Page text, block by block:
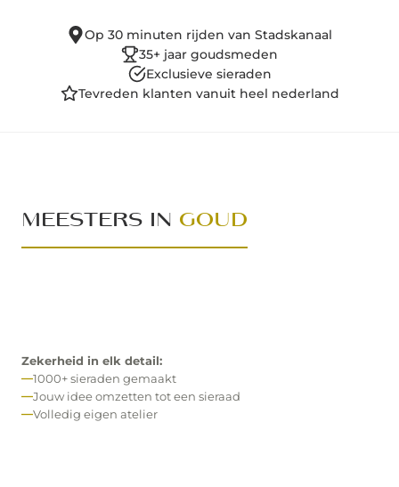
Op 30 minuten rijden van Stadskanaal
35+ jaar goudsmeden
Exclusieve sieraden
Tevreden klanten vanuit heel nederland
MEESTERS IN GOUD
Zekerheid in elk detail:
1000+ sieraden gemaakt
Jouw idee omzetten tot een sieraad
Volledig eigen atelier